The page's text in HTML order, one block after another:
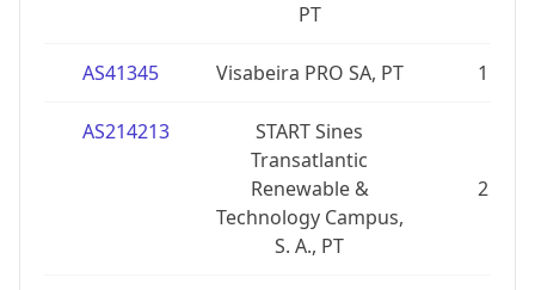
PT
AS41345 Visabeira PRO SA, PT 1
AS214213
START Sines
Transatlantic
Renewable &
Technology Campus,
S. A., PT
2